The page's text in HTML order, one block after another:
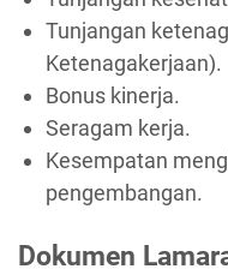
Tunjangan
Ketenagakerjaan).
Bonus kinerja.
Seragam kerja.
Kesempatan
pengembangan.
Dokumen